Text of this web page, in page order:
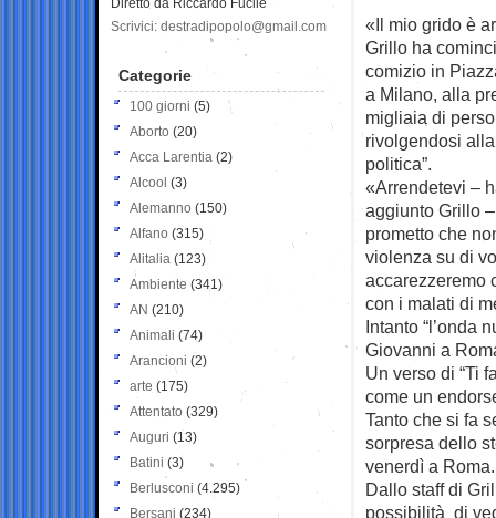
«Il mio grido è
Grillo ha
comizio in
a Milano, alla
migliaia di
rivolgendosi
politica”.
«Arrendetevi –
aggiunto Grillo
prometto che
violenza su di
accarezzeremo
con i malati di
Intanto “l’onda
Giovanni a
Un verso di “Ti
come un
Tanto che si fa
sorpresa dello
venerdì a Roma.
Dallo staff di
possibilità di
Diretto da Riccardo Fucile
Scrivici: destradipopolo@gmail.com
Categorie
100 giorni (5)
Aborto (20)
Acca Larentia (2)
Alcool (3)
Alemanno (150)
Alfano (315)
Alitalia (123)
Ambiente (341)
AN (210)
Animali (74)
Arancioni (2)
arte (175)
Attentato (329)
Auguri (13)
Batini (3)
Berlusconi (4.295)
Bersani (234)